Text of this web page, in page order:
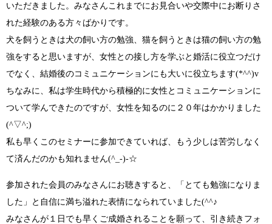
いただきました。みなさんこれまでにお見合いや交際中にお断りさ
れた経験のある方々ばかりです。
犬を飼うときは犬の飼い方の勉強、猫を飼うときは猫の飼い方の勉
強をすると思いますが、 女性との接し方を学ぶと婚活に役立つだけ
でなく、結婚後のコミュニケーションにも大いに役立ちます(*^^)v
ちなみに、私は学生時代から積極的に女性とコミュニケーションに
ついて学んできたのですが、女性を知るのに２０年はかかりました
(^▽^;)
私も早くこのセミナーに参加できていれば、もう少しは苦労しなく
て済んだのかも知れません(^_-)-☆
参加された会員のみなさんにお聴きすると、
「とても勉強になりま
した」
と自信に満ち溢れた表情になられていました(^^♪
みなさんが１日でも早くご成婚されることを願って、引き続きフォ